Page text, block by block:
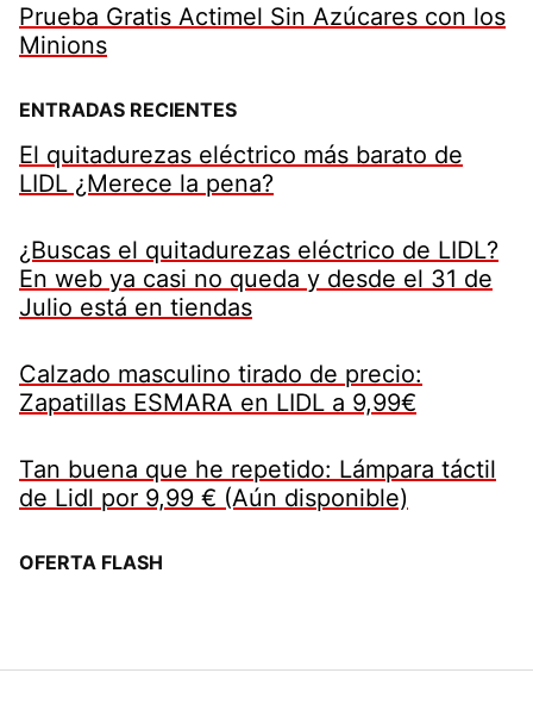
Prueba Gratis Actimel Sin Azúcares con los
Minions
ENTRADAS RECIENTES
El quitadurezas eléctrico más barato de
LIDL ¿Merece la pena?
¿Buscas el quitadurezas eléctrico de LIDL?
En web ya casi no queda y desde el 31 de
Julio está en tiendas
Calzado masculino tirado de precio:
Zapatillas ESMARA en LIDL a 9,99€
Tan buena que he repetido: Lámpara táctil
de Lidl por 9,99 € (Aún disponible)
OFERTA FLASH